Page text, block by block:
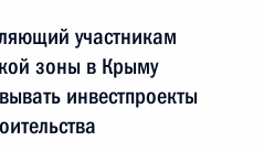
участникам
зоны в Крыму
инвестпроекты